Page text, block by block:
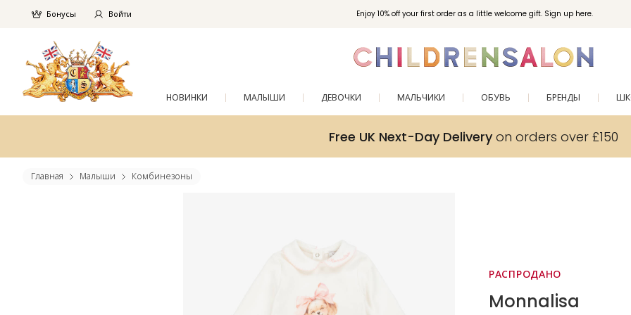
Enjoy 10% off your first order as a little welcome gift. Sign up here.
Бонусы Войти
НОВИНКИ МАЛЫШИ ДЕВОЧКИ МАЛЬЧИКИ ОБУВЬ БРЕНДЫ
Free UK Next-Day Deliveryon orders over £150
Главная Малыши Комбинезоны
РАСПРОДАНО
Monnalisa